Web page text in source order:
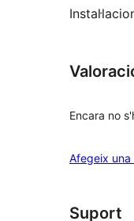
Encara no
Afegeix una
Suport